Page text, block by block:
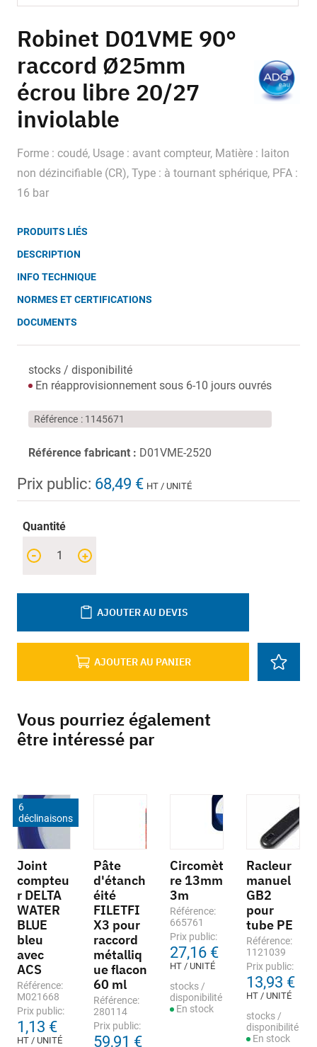
to
the
beginning
of
the
images
gallery
Robinet D01VME 90°
raccord Ø25mm
écrou libre 20/27
inviolable
Forme : coudé, Usage : avant compteur, Matière : laiton
non dézincifiable (CR), Type : à tournant sphérique, PFA :
16 bar
PRODUITS LIÉS
DESCRIPTION
INFO TECHNIQUE
NORMES ET CERTIFICATIONS
DOCUMENTS
stocks / disponibilité
En réapprovisionnement sous 6-10 jours ouvrés
Référence 1145671
Référence fabricant : D01VME-2520
Prix public: 68,49 € HT / UNITÉ
Quantité
+
-
AJOUTER AU PANIER
AJOUTER AU DEVIS
Vous pourriez également
être intéressé par
6
déclinaisons
Joint
compteu
r DELTA
WATER
BLUE
bleu
avec
ACS
Référence:
M021668
Prix public:
1,13 €
HT / UNITÉ
Pâte
d'étanch
éité
FILETFI
X3 pour
raccord
métalliq
ue flacon
60 ml
Référence:
280114
Prix public:
59,91 €
Circomèt
re 13mm
3m
Référence:
665761
Prix public:
27,16 €
HT / UNITÉ
stocks /
disponibilité
En stock
Racleur
manuel
GB2
pour
tube PE
Référence:
1121039
Prix public:
13,93 €
HT / UNITÉ
stocks /
disponibilité
En stock